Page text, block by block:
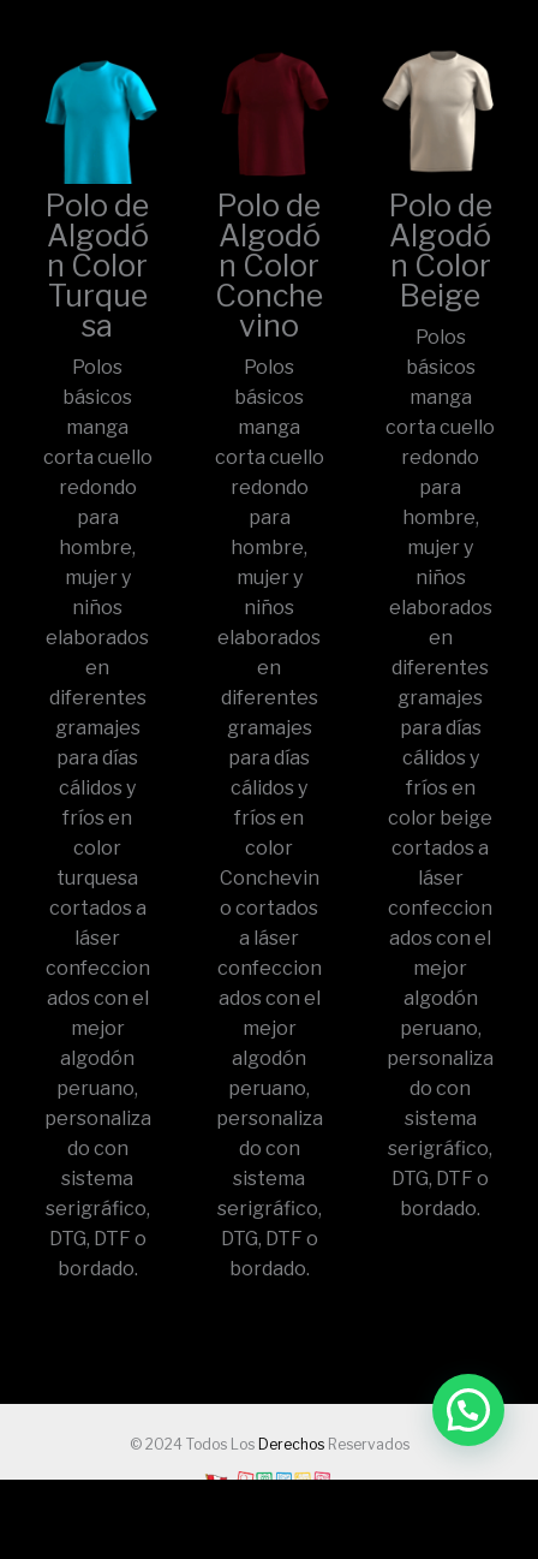
Polo de
Algodó
n Color
Turque
sa
Polos
básicos
manga
corta cuello
redondo
para
hombre,
mujer y
niños
elaborados
en
diferentes
gramajes
para días
cálidos y
fríos en
color
turquesa
cortados a
láser
confeccion
ados con el
mejor
algodón
peruano,
personaliza
do con
sistema
serigráfico,
DTG, DTF o
bordado.
Polo de
Algodó
n Color
Conche
vino
Polos
básicos
manga
corta cuello
redondo
para
hombre,
mujer y
niños
elaborados
en
diferentes
gramajes
para días
cálidos y
fríos en
color
Conchevin
o cortados
a láser
confeccion
ados con el
mejor
algodón
peruano,
personaliza
do con
sistema
serigráfico,
DTG, DTF o
bordado.
Polo de
Algodó
n Color
Beige
Polos
básicos
manga
corta cuello
redondo
para
hombre,
mujer y
niños
elaborados
en
diferentes
gramajes
para días
cálidos y
fríos en
color beige
cortados a
láser
confeccion
ados con el
mejor
algodón
peruano,
personaliza
do con
sistema
serigráfico,
DTG, DTF o
bordado.
© 2024 Todos Los DerechosReservados